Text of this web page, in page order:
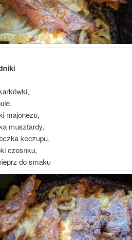
majonezu,
musztardy,
keczupu,
czosnku,
do smaku